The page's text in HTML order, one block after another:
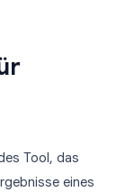
Tool, das
eines